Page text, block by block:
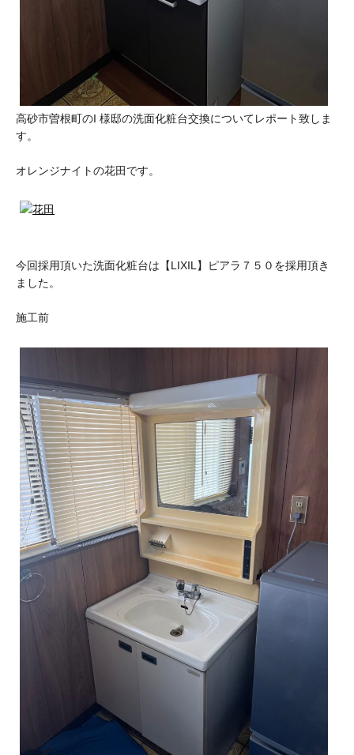
高砂市曽根町のI 様邸の洗面化粧台交換についてレポート致しま
す。
オレンジナイトの花田です。
今回採用頂いた洗面化粧台は【LIXIL】ピアラ７５０を採用頂き
ました。
施工前